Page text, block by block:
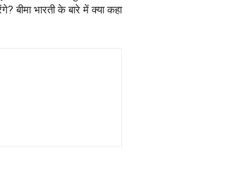
बीमा भारती के बारे में क्या कहा